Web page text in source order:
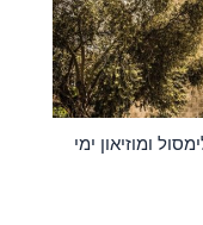
ומוזיאון ימי